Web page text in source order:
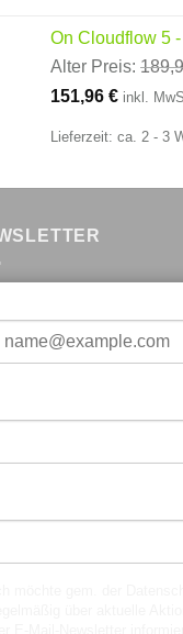
On Cloudflow 5
Alter Preis:
151,96 €Aktueller
ist:
inkl.
Lieferzeit: ca. 2 - 3